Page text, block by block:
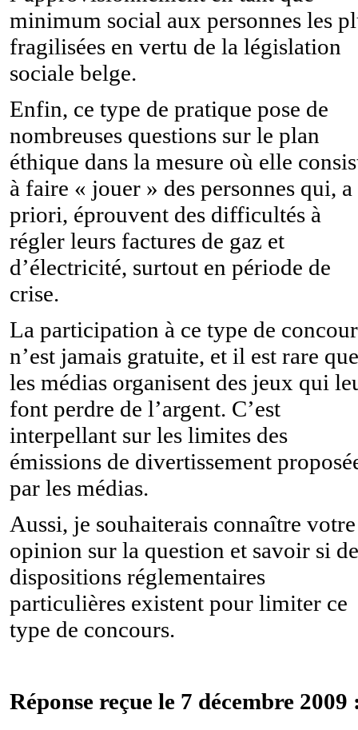
minimum social aux personnes les
fragilisées en vertu de la législation
sociale belge.
Enfin, ce type de pratique pose de
nombreuses questions sur le plan
éthique dans la mesure où elle
à faire « jouer » des personnes qui, a
priori, éprouvent des difficultés à
régler leurs factures de gaz et
d’électricité, surtout en période de
crise.
La participation à ce type de
n’est jamais gratuite, et il est rare que
les médias organisent des jeux qui
font perdre de l’argent. C’est
interpellant sur les limites des
émissions de divertissement
par les médias.
Aussi, je souhaiterais connaître votre
opinion sur la question et savoir si
dispositions réglementaires
particulières existent pour limiter ce
type de concours.
Réponse reçue le 7 décembre 2009